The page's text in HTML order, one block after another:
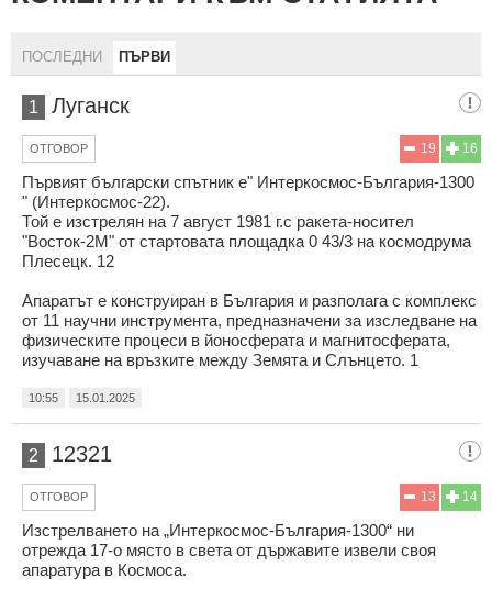
ПОСЛЕДНИ ПЪРВИ
1 Луганск
16
19
ОТГОВОР
Първият български спътник е" Интеркосмос-България-1300
" (Интеркосмос-22).
Той е изстрелян на 7 август 1981 г.с ракета-носител
"Восток-2М" от стартовата площадка 0 43/3 на космодрума
Плесецк. 12
Апаратът е конструиран в България и разполага с комплекс
от 11 научни инструмента, предназначени за изследване на
физическите процеси в йоносферата и магнитосферата,
изучаване на връзките между Земята и Слънцето. 1
10:55 15.01.2025
2 12321
14
13
ОТГОВОР
Изстрелването на „Интеркосмос-България-1300“ ни
отрежда 17-о място в света от държавите извели своя
апаратура в Космоса.